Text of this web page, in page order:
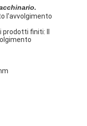
l'avvolgimento
finiti: Il